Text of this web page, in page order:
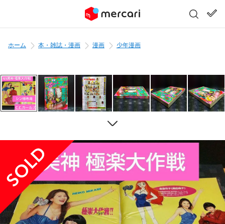
ホーム 本・雑誌・漫画 漫画 少年漫画